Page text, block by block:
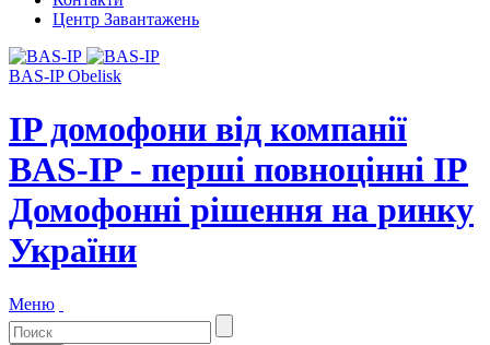
Центр Завантажень
BAS-IP Obelisk
IP домофони від компанії
BAS-IP - перші повноцінні IP
Домофонні рішення на ринку
України
Меню